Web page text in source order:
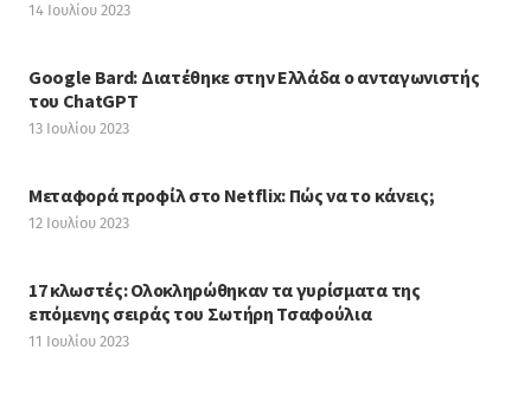
14 Ιουλίου 2023
Google Bard: Διατέθηκε στην Ελλάδα ο ανταγωνιστής
του ChatGPT
13 Ιουλίου 2023
Μεταφορά προφίλ στο Netflix: Πώς να το κάνεις;
12 Ιουλίου 2023
17 κλωστές: Ολοκληρώθηκαν τα γυρίσματα της
επόμενης σειράς του Σωτήρη Τσαφούλια
11 Ιουλίου 2023